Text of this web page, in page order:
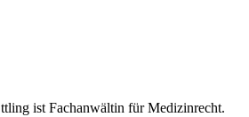
ist Fachanwältin für Medizinrecht.